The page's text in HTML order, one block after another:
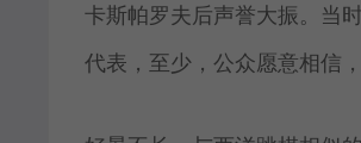
卡斯帕罗夫后声誉大振。当
代表，至少，公众愿意相信